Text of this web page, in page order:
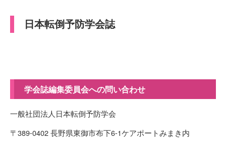
日本転倒予防学会誌
学会誌編集委員会への問い合わせ
一般社団法人日本転倒予防学会
〒389-0402 長野県東御市布下6-1ケアポートみまき内